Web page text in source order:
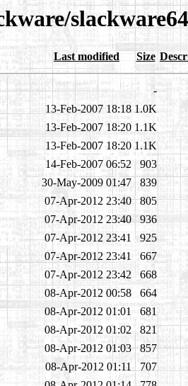
Last modified Size
-
13-Feb-2007 18:18 1.0K
13-Feb-2007 18:20 1.1K
13-Feb-2007 18:20 1.1K
14-Feb-2007 06:52
903
30-May-2009 01:47
839
07-Apr-2012 23:40
805
07-Apr-2012 23:40
936
07-Apr-2012 23:41
925
07-Apr-2012 23:41
667
07-Apr-2012 23:42
668
08-Apr-2012 00:58
664
08-Apr-2012 01:01
681
08-Apr-2012 01:02
821
08-Apr-2012 01:03
857
08-Apr-2012 01:11
707